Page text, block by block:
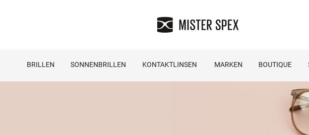
BRILLEN SONNENBRILLEN KONTAKTLINSEN MARKEN BOUTIQUE